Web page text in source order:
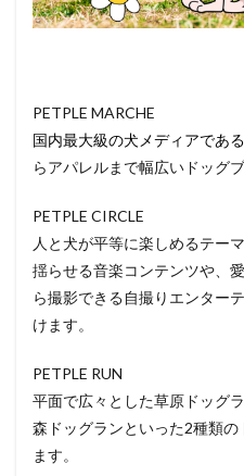
ント
情報
PETPLE MARCHE
国内最大級の犬メディアである
らアパレルまで幅広いドッグ
PETPLE CIRCLE
人と犬が平等に楽しめるテー
揺らせる音楽コンテンツや、
ら撮影できる自撮りエンター
けます。
PETPLE RUN
平面で広々とした草原ドッグ
森ドッグランといった2種類の
ます。